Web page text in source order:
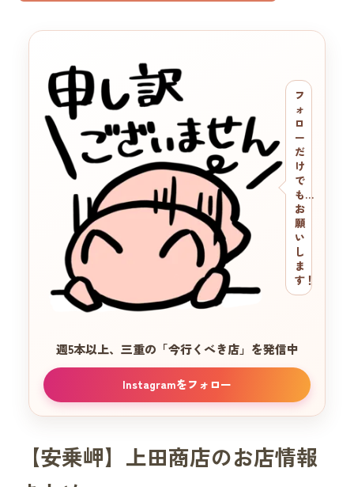
フ
ォ
ロ
ー
だ
け
で
も…
お
願
い
し
ま
す！
週5本以上、三重の 「今行くべき店」を発信中
Instagramをフォロー
【安乗岬】上田商店のお店情報